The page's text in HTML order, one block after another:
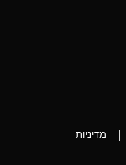
|
מדיניות